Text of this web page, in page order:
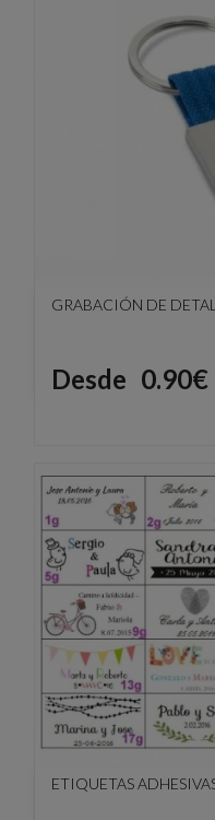
GRABACIÓN DE
Precio
Desde 0.90€
ETIQUETAS